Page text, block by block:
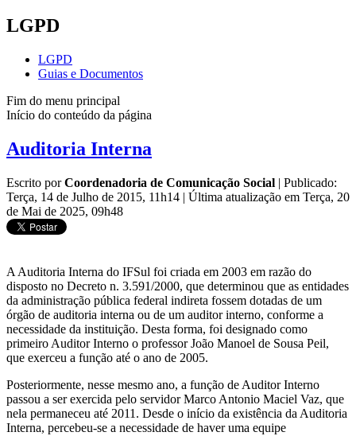
LGPD
LGPD
Guias e Documentos
Fim do menu principal
Início do conteúdo da página
Auditoria Interna
Escrito porCoordenadoria de Comunicação Social | Publicado:
Terça, 14 de Julho de 2015, 11h14 | Última atualização em Terça, 20
de Mai de 2025, 09h48
A Auditoria Interna do IFSul foi criada em 2003 em razão do
disposto no Decreto n. 3.591/2000, que determinou que as entidades
da administração pública federal indireta fossem dotadas de um
órgão de auditoria interna ou de um auditor interno, conforme a
necessidade da instituição. Desta forma, foi designado como
primeiro Auditor Interno o professor João Manoel de Sousa Peil,
que exerceu a função até o ano de 2005.
Posteriormente, nesse mesmo ano, a função de Auditor Interno
passou a ser exercida pelo servidor Marco Antonio Maciel Vaz, que
nela permaneceu até 2011. Desde o início da existência da Auditoria
Interna, percebeu-se a necessidade de haver uma equipe